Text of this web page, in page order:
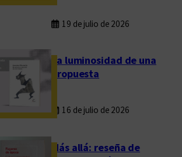
19 de julio de 2026
La luminosidad de una
propuesta
16 de julio de 2026
Más allá: reseña de